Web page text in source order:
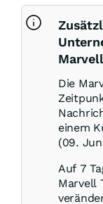
Die
einem
(09.
Auf 7
Marvell